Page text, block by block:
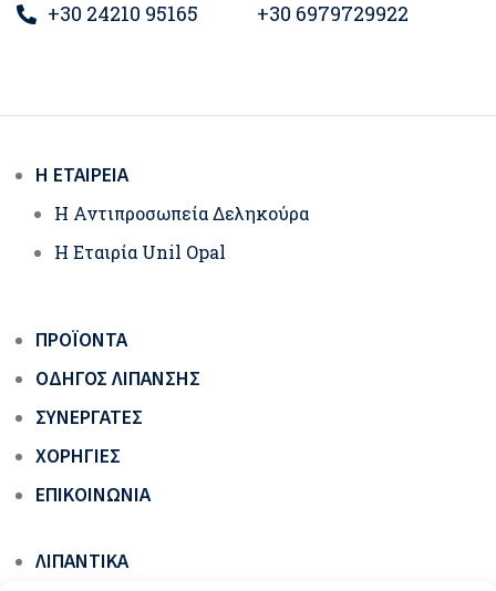
+30 24210 95165
+30 6979729922
Η ΕΤΑΙΡΕΊΑ
Η Αντιπροσωπεία Δεληκούρα
Η Εταιρία Unil Opal
ΠΡΟΪΌΝΤΑ
ΟΔΗΓΌΣ ΛΊΠΑΝΣΗΣ
ΣΥΝΕΡΓΆΤΕΣ
ΧΟΡΗΓΊΕΣ
ΕΠΙΚΟΙΝΩΝΊΑ
ΛΙΠΑΝΤΙΚΆ